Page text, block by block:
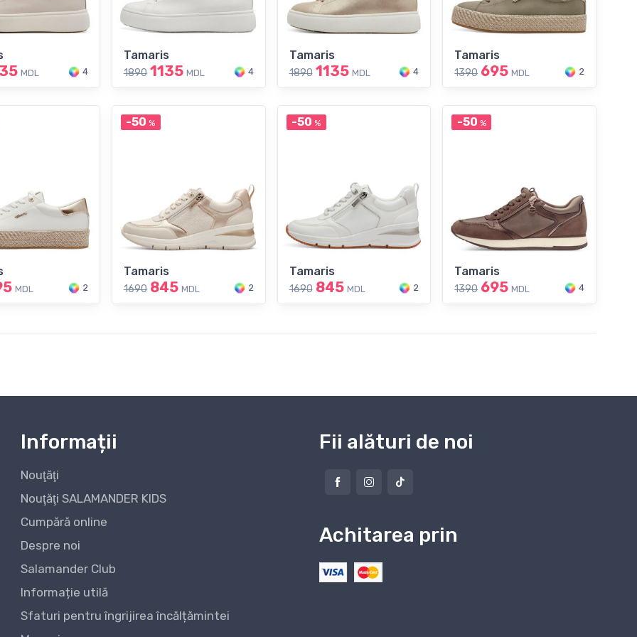
MDL 4
Tamaris
1890 1135 MDL 4
Tamaris
1890 1135 MDL 4
Tamaris
1390 695 MDL 2
MDL 2
-50 %
Tamaris
1690 845 MDL 2
-50 %
Tamaris
1690 845 MDL 2
-50 %
Tamaris
1390 695 MDL 4
Informații
Nouţăţi
Nouţăţi SALAMANDER KIDS
Cumpără online
Despre noi
Salamander Club
Informație utilă
Sfaturi pentru îngrijirea încălțămintei
Fii alături de noi
Achitarea prin